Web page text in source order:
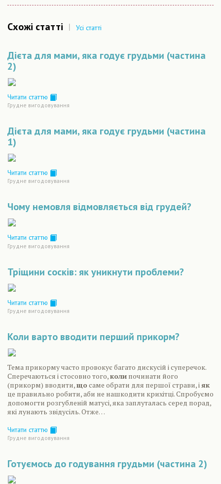
Схожі статті | Усі статті
Дієта для мами, яка годує грудьми (частина
2)
Читати статтю
Грудне вигодовування
Дієта для мами, яка годує грудьми (частина
1)
Читати статтю
Грудне вигодовування
Чому немовля відмовляється від грудей?
Читати статтю
Грудне вигодовування
Тріщини сосків: як уникнути проблеми?
Читати статтю
Грудне вигодовування
Коли варто вводити перший прикорм?
Тема прикорму часто провокує багато дискусій і суперечок.
Сперечаються і стосовно того,коли починати його
(прикорм) вводити,що саме обрати для першої страви, і як
це правильно робити, аби не нашкодити крихітці. Спробуємо
допомогти розгубленій матусі, яка заплуталась серед порад,
які лунають звідусіль. Отже…
Читати статтю
Грудне вигодовування
Готуємось до годування грудьми (частина 2)